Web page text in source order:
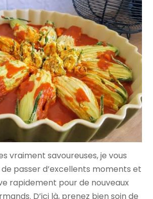
vraiment savoureuses, je vous
passer d’excellents moments et
rapidement pour de nouveaux
D’ici là, prenez bien soin de